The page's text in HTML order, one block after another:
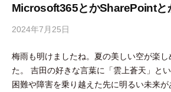
Microsoft365とかSharePointと
2024年7月25日
吉
田
豪
梅雨も明けましたね。夏の美しい空が楽し
た。 吉田の好きな言葉に「雲上蒼天」と
困難や障害を乗り越えた先に明るい未来